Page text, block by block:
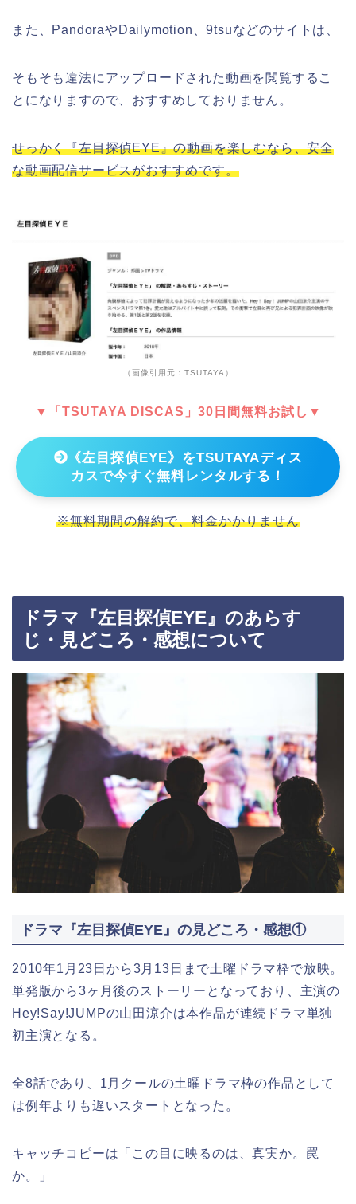
また、PandoraやDailymotion、9tsuなどのサイトは、
そもそも違法にアップロードされた動画を閲覧するこ
とになりますので、おすすめしておりません。
せっかく『左目探偵EYE』の動画を楽しむなら、安全
な動画配信サービスがおすすめです。
（画像引用元：TSUTAYA）
▼「TSUTAYA DISCAS」30日間無料お試し▼
《左目探偵EYE》をTSUTAYAディス
カスで今すぐ無料レンタルする！
※無料期間の解約で、料金かかりません
ドラマ『左目探偵EYE』のあらす
じ・見どころ・感想について
ドラマ『左目探偵EYE』の見どころ・感想①
2010年1月23日から3月13日まで土曜ドラマ枠で放映。
単発版から3ヶ月後のストーリーとなっており、主演の
Hey!Say!JUMPの山田涼介は本作品が連続ドラマ単独
初主演となる。
全8話であり、1月クールの土曜ドラマ枠の作品として
は例年よりも遅いスタートとなった。
キャッチコピーは「この目に映るのは、真実か。罠
か。」